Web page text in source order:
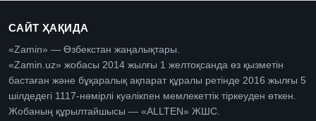
САЙТ ҲАҚИДА
«Zamin» — Өзбекстан жаңалықтары.
«Zamin.uz» жобасы 2014 жылғы 1 желтоқсанда өз қызметін
бастаған және бұқаралық ақпарат құралы ретінде 2016 жылғы 5
шілдедегі 1117-нөмірлі куәлікпен мемлекеттік тіркеуден өткен.
Жобаның құрылтайшысы — «ALLTEN» ЖШС.